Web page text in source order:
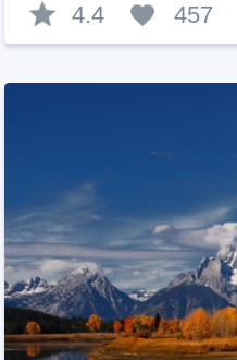
4.4 457